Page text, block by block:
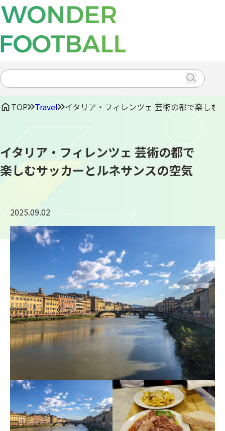
TRAVEL
CONTENTS
Search
TOP
Travel イタリア・フィレンツェ 芸術の都で楽しむ
イタリア・フィレンツェ 芸術の都で
楽しむサッカーとルネサンスの空気
2025.09.02